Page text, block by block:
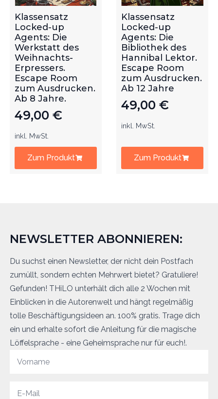
Klassensatz
Locked-up
Agents: Die
Werkstatt des
Weihnachts-
Erpressers.
Escape Room
zum Ausdrucken.
Ab 8 Jahre.
49,00 €
inkl. MwSt.
Zum Produkt
Klassensatz
Locked-up
Agents: Die
Bibliothek des
Hannibal Lektor.
Escape Room
zum Ausdrucken.
Ab 12 Jahre
49,00 €
inkl. MwSt.
Zum Produkt
NEWSLETTER ABONNIEREN:
Du suchst einen Newsletter, der nicht dein Postfach
zumüllt, sondern echten Mehrwert bietet? Gratuliere!
Gefunden! THiLO unterhält dich alle 2 Wochen mit
Einblicken in die Autorenwelt und hängt regelmäßig
tolle Beschäftigungsideen an. 100% gratis. Trage dich
ein und erhalte sofort die Anleitung für die magische
Löffelsprache - eine Geheimsprache nur für euch!.